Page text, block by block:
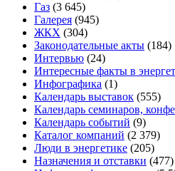
Газ (3 645)
Галерея (945)
ЖКХ (304)
Законодательные акты (184)
Интервью (24)
Интересные факты в
Инфографика (1)
Календарь выставок (555)
Календарь семинаров,
Календарь событий (9)
Каталог компаний (2 379)
Люди в энергетике (205)
Назначения и отставки (477)